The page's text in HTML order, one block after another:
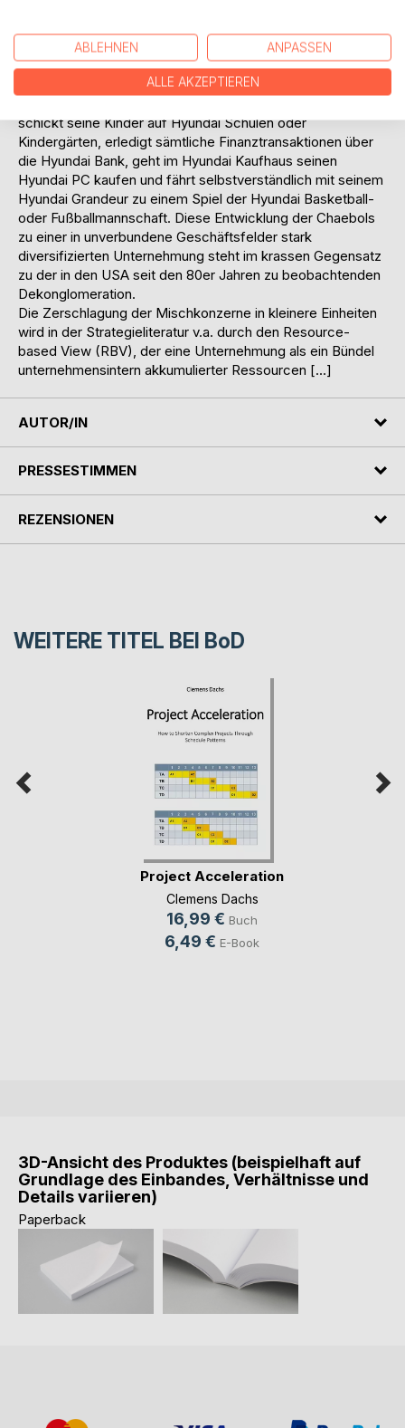
ships bis chips umfassende Produkt- und
Dienstleistungsangebot der Top 5 Chaebols ist in dieser
Breite weltweit einmalig.
schickt seine Kinder auf Hyundai Schulen oder
Kindergärten, erledigt sämtliche Finanztransaktionen über
die Hyundai Bank, geht im Hyundai Kaufhaus seinen
Hyundai PC kaufen und fährt selbstverständlich mit seinem
Hyundai Grandeur zu einem Spiel der Hyundai Basketball-
oder Fußballmannschaft. Diese Entwicklung der Chaebols
zu einer in unverbundene Geschäftsfelder stark
diversifizierten Unternehmung steht im krassen Gegensatz
zu der in den USA seit den 80er Jahren zu beobachtenden
Dekonglomeration.
Die Zerschlagung der Mischkonzerne in kleinere Einheiten
wird in der Strategieliteratur v.a. durch den Resource-
based View (RBV), der eine Unternehmung als ein Bündel
unternehmensintern akkumulierter Ressourcen […]
AUTOR/IN
PRESSESTIMMEN
REZENSIONEN
WEITERE TITEL BEI BoD
Project Acceleration
Clemens Dachs
16,99 € Buch
6,49 € E-Book
3D-Ansicht des Produktes (beispielhaft auf
Grundlage des Einbandes, Verhältnisse und
Details variieren)
Paperback
ABLEHNEN ANPASSEN
ALLE AKZEPTIEREN